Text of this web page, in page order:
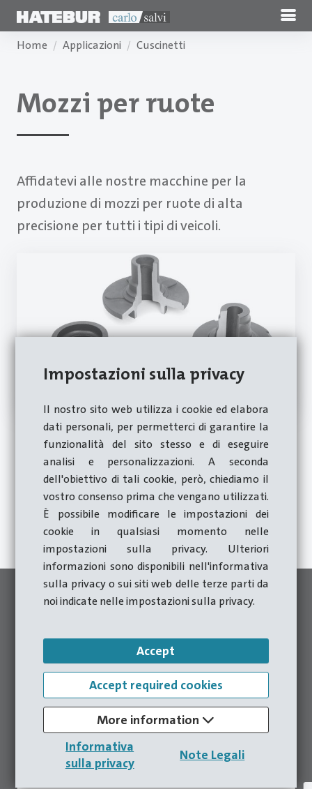
Impostazioni sulla privacy
Il nostro sito web utilizza i cookie ed elabora
dati personali, per permetterci di garantire la
funzionalità del sito stesso e di eseguire
analisi e personalizzazioni. A seconda
dell'obiettivo di tali cookie, però, chiediamo il
vostro consenso prima che vengano utilizzati.
È possibile modificare le impostazioni dei
cookie in qualsiasi momento nelle
impostazioni sulla privacy. Ulteriori
informazioni sono disponibili nell'informativa
sulla privacy o sui siti web delle terze parti da
noi indicate nelle impostazioni sulla privacy.
Accept
Accept required cookies
More information
Informativa
sulla privacy
Note Legali
Home Applicazioni Cuscinetti
Mozzi per ruote
Affidatevi alle nostre macchine per la
produzione di mozzi per ruote di alta
precisione per tutti i tipi di veicoli.
Richiedi subito una consulenza
Al modulo di contatto
Presse adatte
Precisione in movimento: Le nostre presse
stabiliscono nuovi standard nella tecnologia
di formatura: sperimentate prestazioni
eccezionali e versatilità in ogni applicazione.